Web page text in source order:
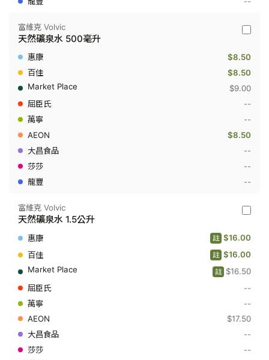
富
克
Volvic
-
然
水
毫
升
富維克 Volvic
天然礦泉水 500毫升
$8.50
$8.50
$9.00
--
--
$8.50
--
--
--
富
克
Volvic
-
然
泉
公
富維克 Volvic
天然礦泉水 1.5公升
$16.00
註
$16.00
註
$16.50
註
--
--
$17.50
--
--